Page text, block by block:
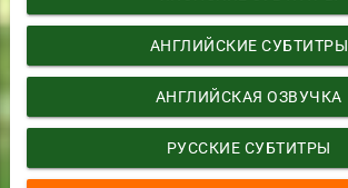
АНГЛИЙСКИЕ СУБТИТРЫ
АНГЛИЙСКАЯ ОЗВУЧКА
РУССКИЕ СУБТИТРЫ